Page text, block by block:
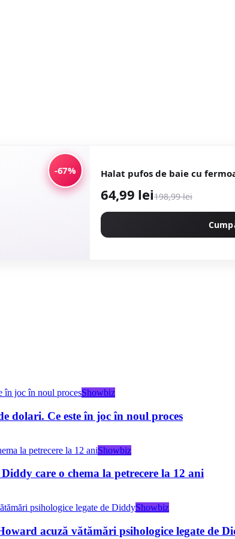
-67% Halat pufos de baie cu
64,99 lei198,99 lei
Showbiz
dolari. Ce este în joc în noul proces
Showbiz
care o chema la petrecere la 12 ani
Showbiz
acuză vătămări psihologice legate de